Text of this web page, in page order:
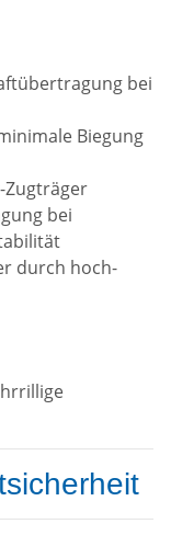
bei
Biegung
Zugträger
bei
durch hoch-